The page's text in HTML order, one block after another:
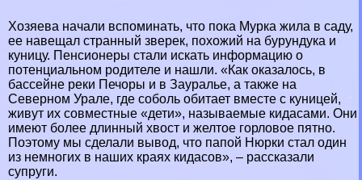
Хозяева начали вспоминать, что пока Мурка жила в саду,
ее навещал странный зверек, похожий на бурундука и
кyницу. Пенсионеры стали искать информацию о
потенциальном родителе и нашли. «Как оказалось, в
бассейне реки Печоры и в Зауралье, а также на
Северном Урале, где соболь обитает вместе с кyницей,
живут их совместные «дети», называемые кидасами. Они
имеют более длинный хвост и желтое горловое пятно.
Поэтому мы сделали вывод, что папой Нюрки стал один
из немногих в наших краях кидасов», – рассказали
супруги.